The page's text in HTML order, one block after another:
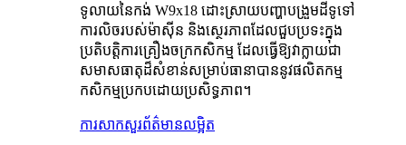
ទូលាយនៃកង់ W9x18 ដោះស្រាយបញ្ហាបង្រួមដីទូទៅ
ការលិចរបស់ម៉ាស៊ីន និងស្ថេរភាពដែលជួបប្រទះក្នុង
ប្រតិបត្តិការគ្រឿងចក្រកសិកម្ម ដែលធ្វើឱ្យវាក្លាយជា
សមាសធាតុដ៏សំខាន់សម្រាប់ធានាបាននូវផលិតកម្ម
កសិកម្មប្រកបដោយប្រសិទ្ធភាព។
ការសាកសួរព័ត៌មានលម្អិត